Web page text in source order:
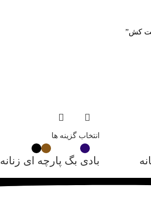
کش”
انتخاب گزینه ها
بادی بگ پارچه ای زنانه